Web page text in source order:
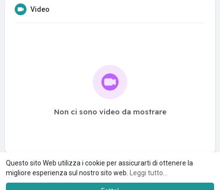
Questo sito Web utilizza i cookie per assicurarti di ottenere la
migliore esperienza sul nostro sito web.
Leggi tutto...
Video
Non ci sono video da mostrare